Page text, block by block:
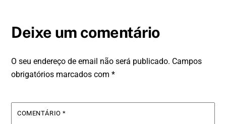
Deixe um comentário
O seu endereço de email não será publicado. Campos
obrigatórios marcados com*
COMENTÁRIO*